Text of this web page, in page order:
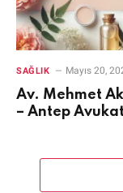
SAĞLIK Mayıs 20,
Av. Mehmet
– Antep